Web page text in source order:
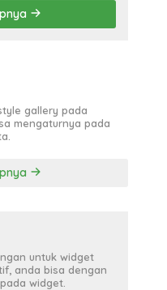
gallery pada
mengaturnya pada
untuk widget
anda bisa dengan
widget.